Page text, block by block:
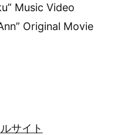
Music Video
Original Movie
サイト